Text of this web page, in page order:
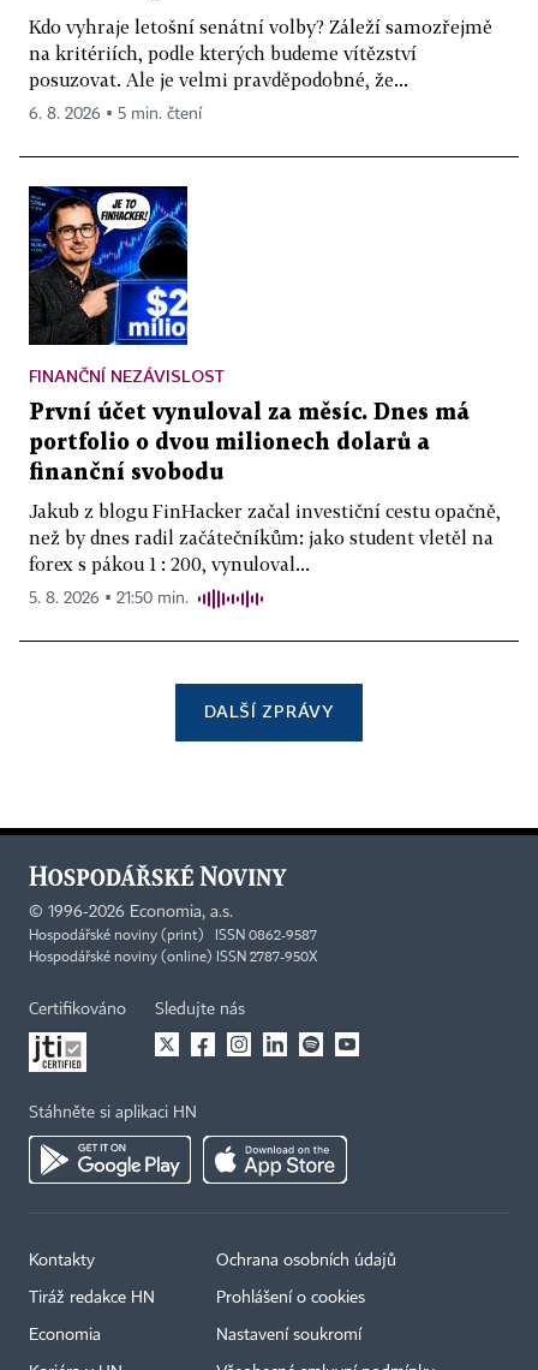
Kdo vyhraje letošní senátní volby? Záleží samozřejmě
na kritériích, podle kterých budeme vítězství
posuzovat. Ale je velmi pravděpodobné, že...
6. 8. 2026 ▪ 5 min. čtení
FINANČNÍ NEZÁVISLOST
První účet vynuloval za měsíc. Dnes má
portfolio o dvou milionech dolarů a
finanční svobodu
Jakub z blogu FinHacker začal investiční cestu opačně,
než by dnes radil začátečníkům: jako student vletěl na
forex s pákou 1 : 200, vynuloval...
5. 8. 2026 ▪ 21:50 min.
DALŠÍ ZPRÁVY
© 1996-2026 Economia, a.s.
Hospodářské noviny (print) ISSN 0862-9587
Hospodářské noviny (online) ISSN 2787-950X
Certifikováno Sledujte nás
Stáhněte si aplikaci HN
Kontakty
Tiráž redakce HN
Economia
Ochrana osobních údajů
Prohlášení o cookies
Nastavení soukromí